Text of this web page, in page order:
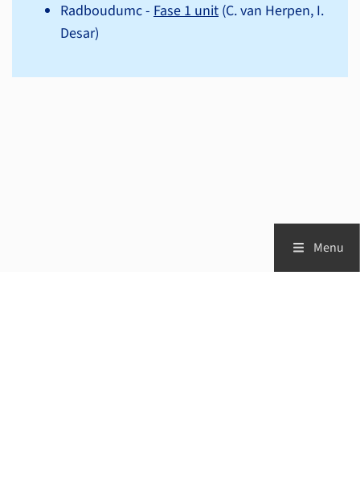
Radboudumc - Fase 1 unit (C. van Herpen, I.
Desar)
Menu